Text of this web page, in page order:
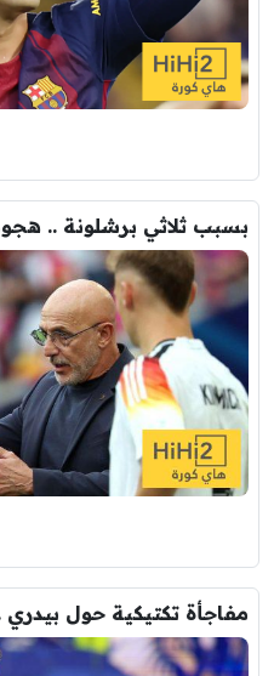
بسبب ثلاثي برشلونة ..
مفاجأة تكتيكية حول